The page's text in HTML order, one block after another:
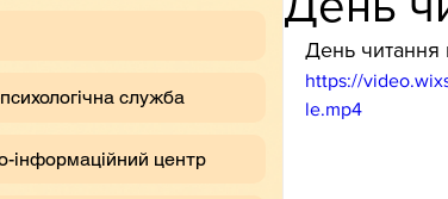
День читання
https://
le.mp4
служба
інформаційний центр